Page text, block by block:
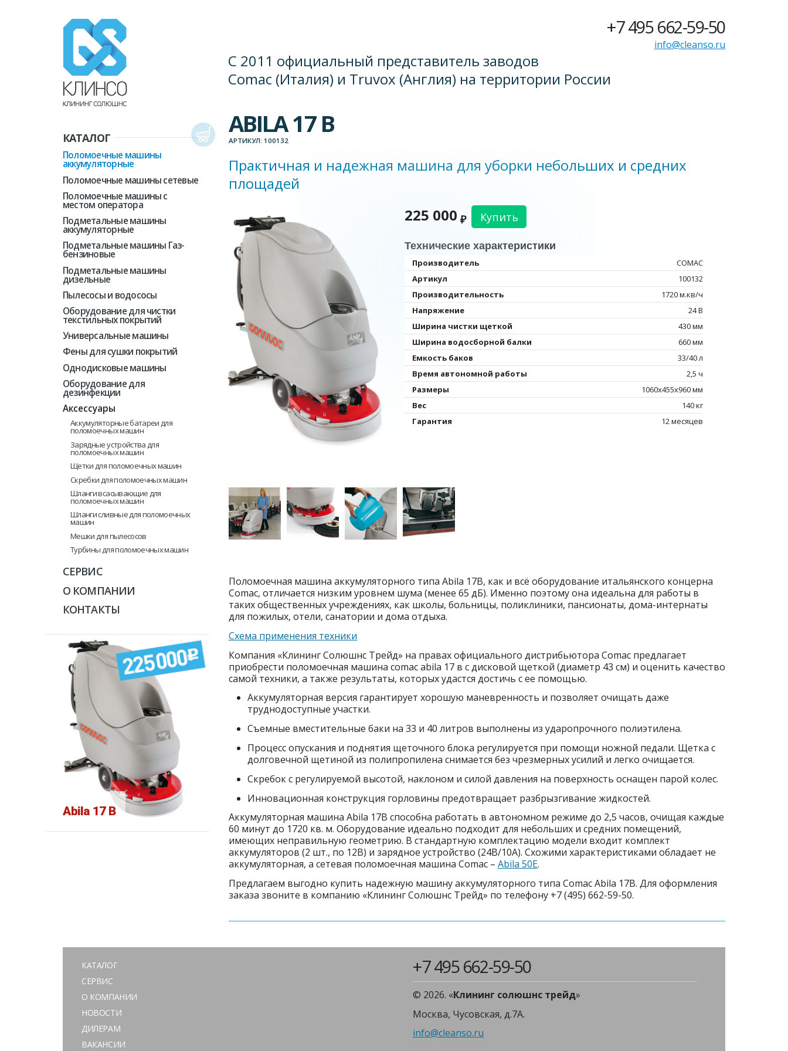
С 2011 официальный представитель заводов
Comac (Италия) и Truvox (Англия) на территории России
+7 495 662-59-50
info@cleanso.ru
КАТАЛОГ
Поломоечные машины
аккумуляторные
Поломоечные машины сетевые
Поломоечные машины с
местом оператора
Подметальные машины
аккумуляторные
Подметальные машины Газ-
бензиновые
Подметальные машины
дизельные
Пылесосы и водососы
Оборудование для чистки
текстильных покрытий
Универсальные машины
Фены для сушки покрытий
Однодисковые машины
Оборудование для
дезинфекции
Аккумуляторные батареи для
поломоечных машин
Зарядные устройства для
поломоечных машин
Щетки для поломоечных машин
Скребки для поломоечных машин
Шланги всасывающие для
поломоечных машин
Шланги сливные для поломоечных
машин
Мешки для пылесосов
Турбины для поломоечных машин
СЕРВИС
О КОМПАНИИ
КОНТАКТЫ
Abila 17 B
ABILA 17 B
АРТИКУЛ: 100132
Практичная и надежная машина для уборки небольших и средних
площадей
225 000 ₽ Купить
Технические характеристики
Производитель
COMAC
Артикул
100132
Производительность
1720 м.кв/ч
Напряжение
24 В
Ширина чистки щеткой
430 мм
Ширина водосборной балки
660 мм
Емкость баков
33/40 л
Время автономной работы
2,5 ч
Размеры
1060х455х960 мм
Вес
140 кг
Гарантия
12 месяцев
Поломоечная машина аккумуляторного типа Abila 17B, как и всё оборудование итальянского концерна
Comac, отличается низким уровнем шума (менее 65 дБ). Именно поэтому она идеальна для работы в
таких общественных учреждениях, как школы, больницы, поликлиники, пансионаты, дома-интернаты
для пожилых, отели, санатории и дома отдыха.
Схема применения техники
Компания «Клининг Солюшнс Трейд» на правах официального дистрибьютора Comac предлагает
приобрести поломоечная машина comac abila 17 в с дисковой щеткой (диаметр 43 см) и оценить качество
самой техники, а также результаты, которых удастся достичь с ее помощью.
Аккумуляторная версия гарантирует хорошую маневренность и позволяет очищать даже
труднодоступные участки.
Съемные вместительные баки на 33 и 40 литров выполнены из ударопрочного полиэтилена.
Процесс опускания и поднятия щеточного блока регулируется при помощи ножной педали. Щетка с
долговечной щетиной из полипропилена снимается без чрезмерных усилий и легко очищается.
Cкребок с регулируемой высотой, наклоном и силой давления на поверхность оснащен парой колес.
Инновационная конструкция горловины предотвращает разбрызгивание жидкостей.
Аккумуляторная машина Abila 17B способна работать в автономном режиме до 2,5 часов, очищая каждые
60 минут до 1720 кв. м. Оборудование идеально подходит для небольших и средних помещений,
имеющих неправильную геометрию. В стандартную комплектацию модели входит комплект
аккумуляторов (2 шт., по 12В) и зарядное устройство (24В/10А). Схожими характеристиками обладает не
аккумуляторная, а сетевая поломоечная машина Comac – Abila 50Е.
Предлагаем выгодно купить надежную машину аккумуляторного типа Comac Abila 17B. Для оформления
заказа звоните в компанию «Клининг Солюшнс Трейд» по телефону +7 (495) 662-59-50.
КАТАЛОГ
СЕРВИС
О КОМПАНИИ
НОВОСТИ
ДИЛЕРАМ
ВАКАНСИИ
+7 495 662-59-50
© 2026. «Клининг солюшнс трейд»
Москва, Чусовская, д.7А.
info@cleanso.ru